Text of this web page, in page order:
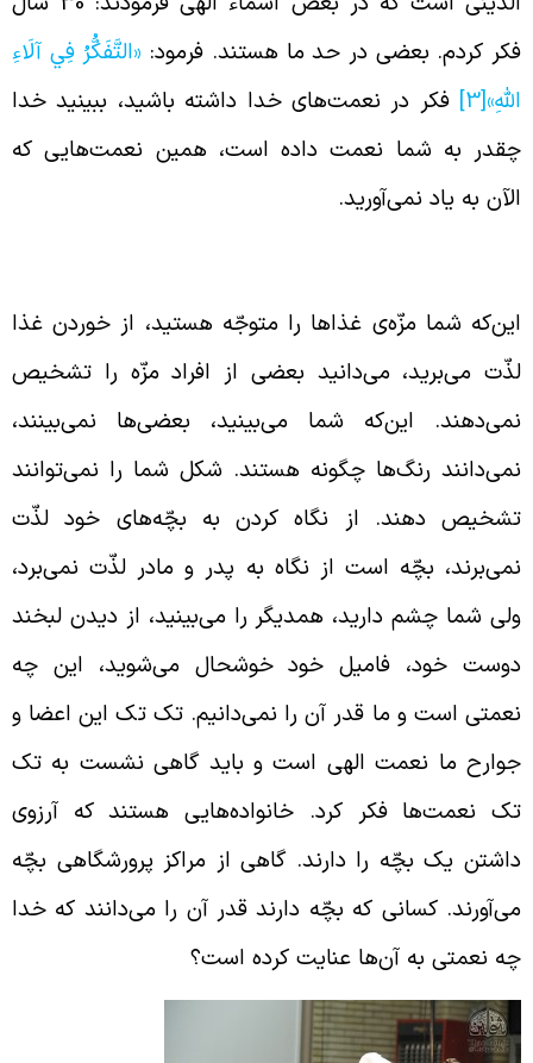
کردم. بعضی در حد ما هستند. فرمود:«التَّفَكُّرُ فِي‏ آلَاءِ
[3]
فکر در نعمت‌های خدا داشته باشید، ببینید خدا
به شما نعمت داده است، همین نعمت‌هایی که
به یاد نمی‌آورید.
شما مزّه‌ی غذاها را متوجّه هستید، از خوردن غذا
می‌برید، می‌دانید بعضی از افراد مزّه را تشخیص
این‌که شما می‌بینید، بعضی‌ها نمی‌بینند،
رنگ‌ها چگونه هستند. شکل شما را نمی‌توانند
دهند. از نگاه کردن به بچّه‌های خود لذّت
بچّه است از نگاه به پدر و مادر لذّت نمی‌برد،
شما چشم دارید، همدیگر را می‌بینید، از دیدن لبخند
خود، فامیل خود خوشحال می‌شوید، این چه
است و ما قدر آن را نمی‌دانیم. تک تک این اعضا و
ما نعمت الهی است و باید گاهی نشست به تک
نعمت‌ها فکر کرد. خانواده‌هایی هستند که آرزوی
یک بچّه را دارند. گاهی از مراکز پرورشگاهی بچّه
کسانی که بچّه دارند قدر آن را می‌دانند که خدا
نعمتی به آن‌ها عنایت کرده است؟